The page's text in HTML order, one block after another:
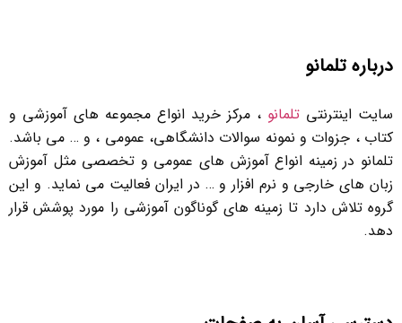
درباره تلمانو
سایت اینترنتی تلمانو ، مرکز خرید انواع مجموعه های آموزشی و
کتاب ، جزوات و نمونه سوالات دانشگاهی، عمومی ، و … می باشد.
تلمانو در زمینه انواع آموزش های عمومی و تخصصی مثل آموزش
زبان های خارجی و نرم افزار و … در ایران فعالیت می نماید. و این
گروه تلاش دارد تا زمینه های گوناگون آموزشی را مورد پوشش قرار
دهد.